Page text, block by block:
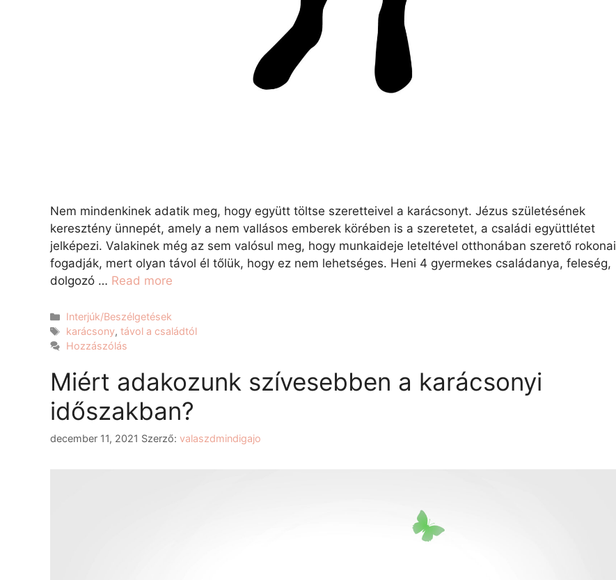
Nem mindenkinek adatik meg, hogy együtt töltse szeretteivel a karácsonyt. Jézus születésének
keresztény ünnepét, amely a nem vallásos emberek körében is a szeretetet, a családi együttlétet
jelképezi. Valakinek még az sem valósul meg, hogy munkaideje leteltével otthonában szerető rokonai
fogadják, mert olyan távol él tőlük, hogy ez nem lehetséges. Heni 4 gyermekes családanya, feleség,
dolgozó … Read more
Interjúk/Beszélgetések
karácsony,távol a családtól
Hozzászólás
Miért adakozunk szívesebben a karácsonyi
időszakban?
december 11, 2021 Szerző: valaszdmindigajo